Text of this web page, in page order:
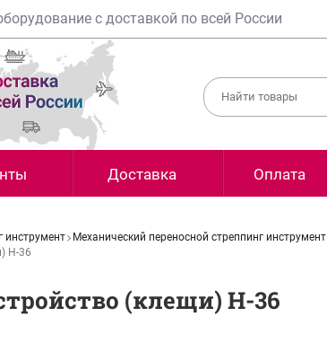
с доставкой по всей России
Доставка Оплата
инструмент Механический переносной стреппинг инструмент
Н-36
(клещи) Н-36